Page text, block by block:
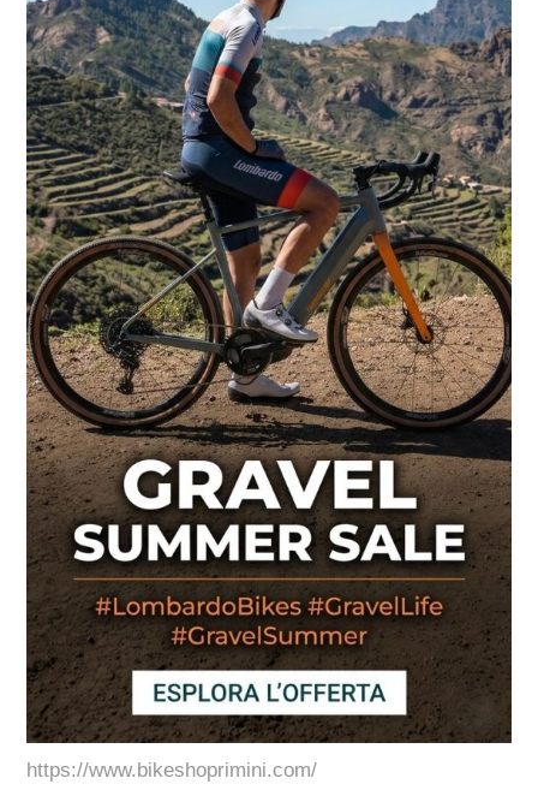
https://www.bikeshoprimini.com/